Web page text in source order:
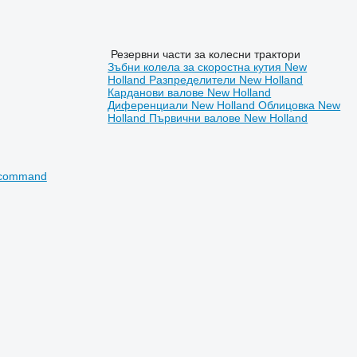
Резервни части за колесни трактори
Зъбни колела за скоростна кутия New
Holland Разпределители New Holland
Карданови валове New Holland
Диференциали New HollandОблицовка New
Holland Първични валове New Holland